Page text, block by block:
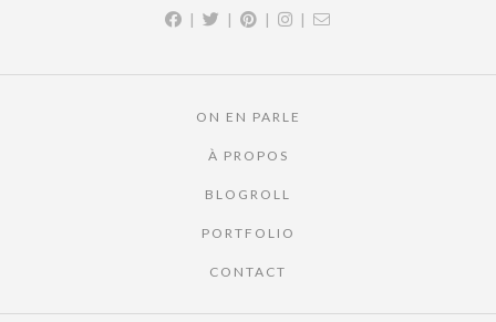
| | | |
ON EN PARLE
À PROPOS
BLOGROLL
PORTFOLIO
CONTACT